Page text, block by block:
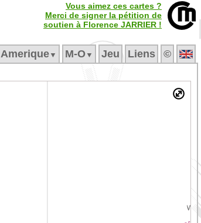
Vous aimez ces cartes ?
Merci de signer la pétition de
soutien à Florence JARRIER !
Amerique ▼ M‑O ▼ Jeu Liens ©